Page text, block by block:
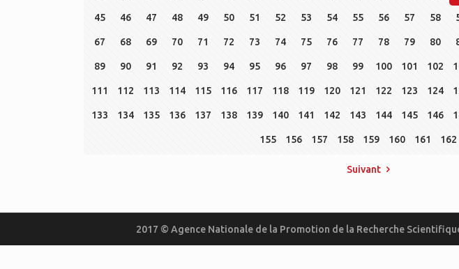
45 46 47 48 49 50 51 52 53 54 55 56 57 58
67 68 69 70 71 72 73 74 75 76 77 78 79 80
89 90 91 92 93 94 95 96 97 98 99 100 101 102
111 112 113 114 115 116 117 118 119 120 121 122 123 124
133 134 135 136 137 138 139 140 141 142 143 144 145 146
155 156 157 158 159 160 161 162
Suivant
2017 © Agence Nationale de la Promotion de la Recherche